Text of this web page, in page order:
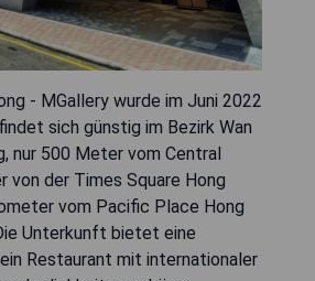
- MGallery wurde im Juni 2022
sich günstig im Bezirk Wan
nur 500 Meter vom Central
von der Times Square Hong
vom Pacific Place Hong
Unterkunft bietet eine
Restaurant mit internationaler